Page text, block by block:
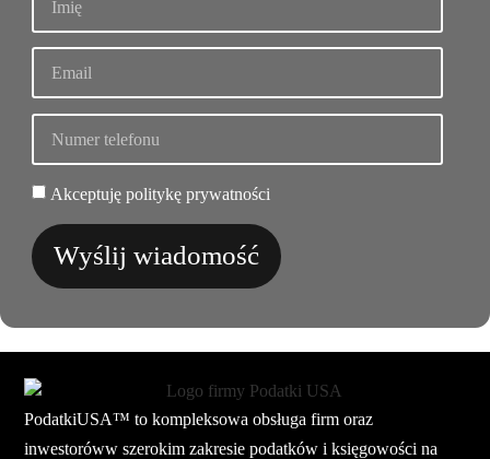
Akceptuję politykę prywatności
Wyślij wiadomość
PodatkiUSA™ to kompleksowa obsługa firm oraz
inwestoróww szerokim zakresie podatków i księgowości na